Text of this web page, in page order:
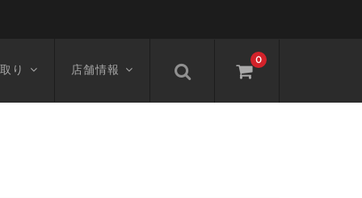
0
り 店舗情報